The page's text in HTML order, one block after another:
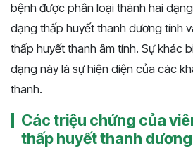
bệnh được phân loại thành hai
dạng thấp huyết thanh dương tính
thấp huyết thanh âm tính. Sự khác
dạng này là sự hiện diện của các
thanh.
Các triệu chứng của
thấp huyết thanh